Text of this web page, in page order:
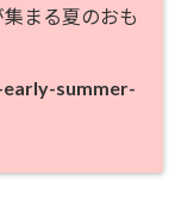
まる夏のおも
summer-